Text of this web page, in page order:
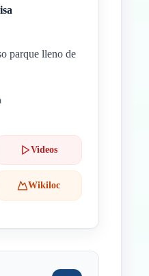
parque lleno de
Videos
Wikiloc